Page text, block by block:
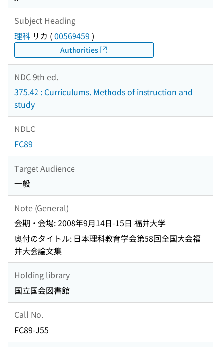
Subject Heading
理科 リカ (00569459 )
Authorities
NDC 9th ed.
375.42 : Curriculums. Methods of instruction and
study
NDLC
FC89
Target Audience
一般
Note (General)
会期・会場: 2008年9月14日-15日 福井大学
奥付のタイトル: 日本理科教育学会第58回全国大会福
井大会論文集
Holding library
国立国会図書館
Call No.
FC89-J55